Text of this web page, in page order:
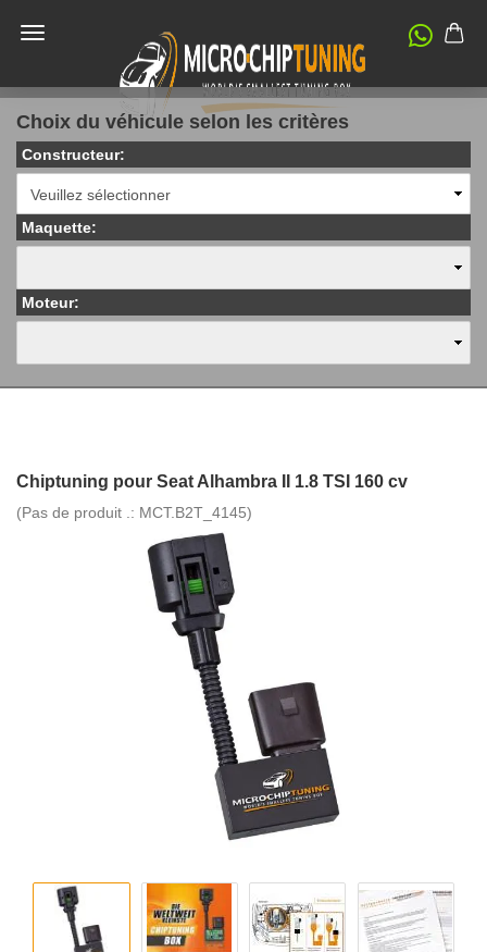
Choix du véhicule selon les critères
Constructeur:
Maquette:
Moteur:
Chiptuning pour Seat Alhambra II 1.8 TSI 160 cv
(Pas de produit .: MCT.B2T_4145)